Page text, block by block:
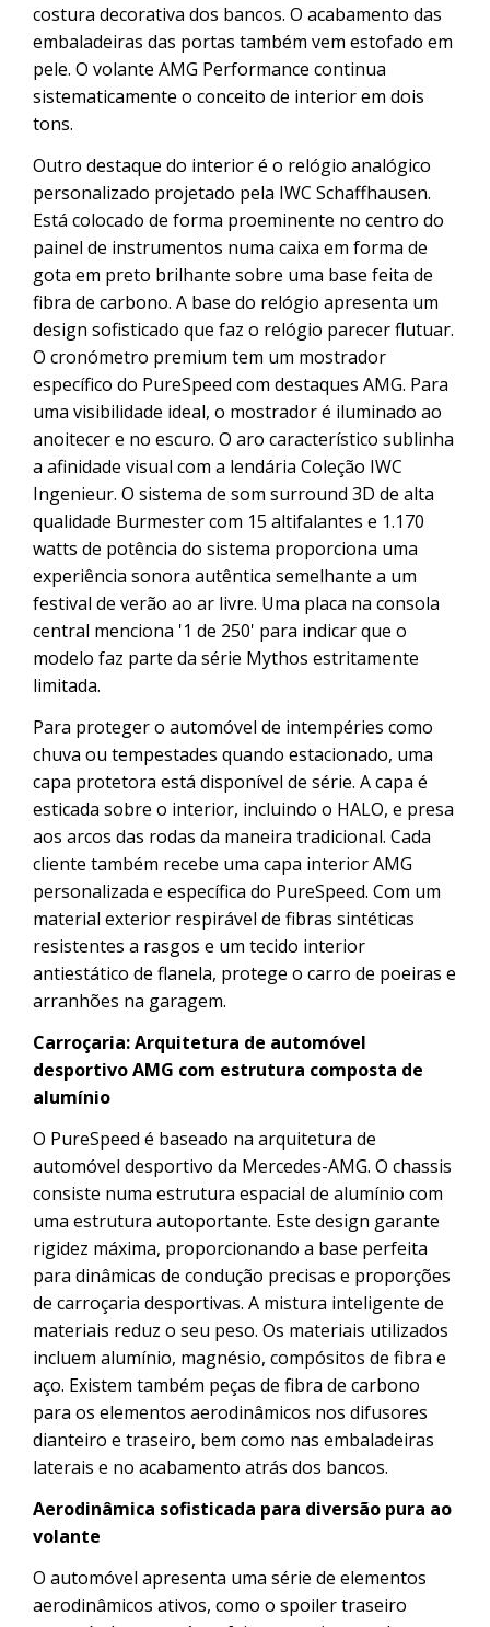
costura decorativa dos bancos. O acabamento das
embaladeiras das portas também vem estofado em
pele. O volante AMG Performance continua
sistematicamente o conceito de interior em dois
tons.
Outro destaque do interior é o relógio analógico
personalizado projetado pela IWC Schaffhausen.
Está colocado de forma proeminente no centro do
painel de instrumentos numa caixa em forma de
gota em preto brilhante sobre uma base feita de
fibra de carbono. A base do relógio apresenta um
design sofisticado que faz o relógio parecer flutuar.
O cronómetro premium tem um mostrador
específico do PureSpeed com destaques AMG. Para
uma visibilidade ideal, o mostrador é iluminado ao
anoitecer e no escuro. O aro característico sublinha
a afinidade visual com a lendária Coleção IWC
Ingenieur. O sistema de som surround 3D de alta
qualidade Burmester com 15 altifalantes e 1.170
watts de potência do sistema proporciona uma
experiência sonora autêntica semelhante a um
festival de verão ao ar livre. Uma placa na consola
central menciona '1 de 250' para indicar que o
modelo faz parte da série Mythos estritamente
limitada.
Para proteger o automóvel de intempéries como
chuva ou tempestades quando estacionado, uma
capa protetora está disponível de série. A capa é
esticada sobre o interior, incluindo o HALO, e presa
aos arcos das rodas da maneira tradicional. Cada
cliente também recebe uma capa interior AMG
personalizada e específica do PureSpeed. Com um
material exterior respirável de fibras sintéticas
resistentes a rasgos e um tecido interior
antiestático de flanela, protege o carro de poeiras e
arranhões na garagem.
Carroçaria: Arquitetura de automóvel
desportivo AMG com estrutura composta de
alumínio
O PureSpeed é baseado na arquitetura de
automóvel desportivo da Mercedes-AMG. O chassis
consiste numa estrutura espacial de alumínio com
uma estrutura autoportante. Este design garante
rigidez máxima, proporcionando a base perfeita
para dinâmicas de condução precisas e proporções
de carroçaria desportivas. A mistura inteligente de
materiais reduz o seu peso. Os materiais utilizados
incluem alumínio, magnésio, compósitos de fibra e
aço. Existem também peças de fibra de carbono
para os elementos aerodinâmicos nos difusores
dianteiro e traseiro, bem como nas embaladeiras
laterais e no acabamento atrás dos bancos.
Aerodinâmica sofisticada para diversão pura ao
volante
O automóvel apresenta uma série de elementos
aerodinâmicos ativos, como o spoiler traseiro